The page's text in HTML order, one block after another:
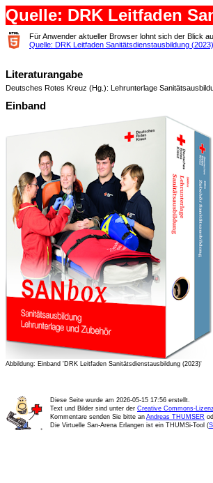
Quelle: DRK Leitfaden
Für Anwender aktueller Browser lohnt sich der Blick
Quelle: DRK Leitfaden Sanitätsdienstausbildung (2023)
Literaturangabe
Deutsches Rotes Kreuz (Hg.): Lehrunterlage
Einband
Abbildung: Einband 'DRK Leitfaden Sanitätsdienstausbildung (2023)'
Diese Seite wurde am 2026-05-15 17:56 erstellt.
Text und Bilder sind unter der Creative Commons-
Kommentare senden Sie bitte an Andreas THUMSER
Die Virtuelle San-Arena Erlangen ist ein THUMSi-Tool (